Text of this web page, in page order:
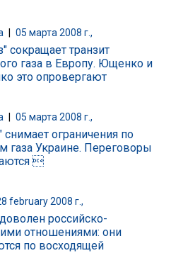
05 марта 2008 г.,
сокращает транзит
газа в Европу. Ющенко и
это опровергают
05 марта 2008 г.,
снимает ограничения по
газа Украине. Переговоры

february 2008 г.,
российско-
отношениями: они
по восходящей